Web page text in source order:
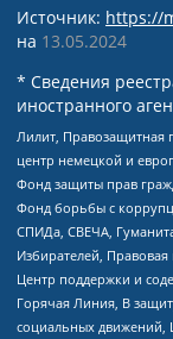
Источник: https://
на 13.05.2024
* Сведения
иностранного
Лилит, Правозащитная
центр немецкой и
Фонд защиты прав
Фонд борьбы с
СПИДа, СВЕЧА,
Избирателей,
Центр поддержки и
Горячая Линия, В
социальных